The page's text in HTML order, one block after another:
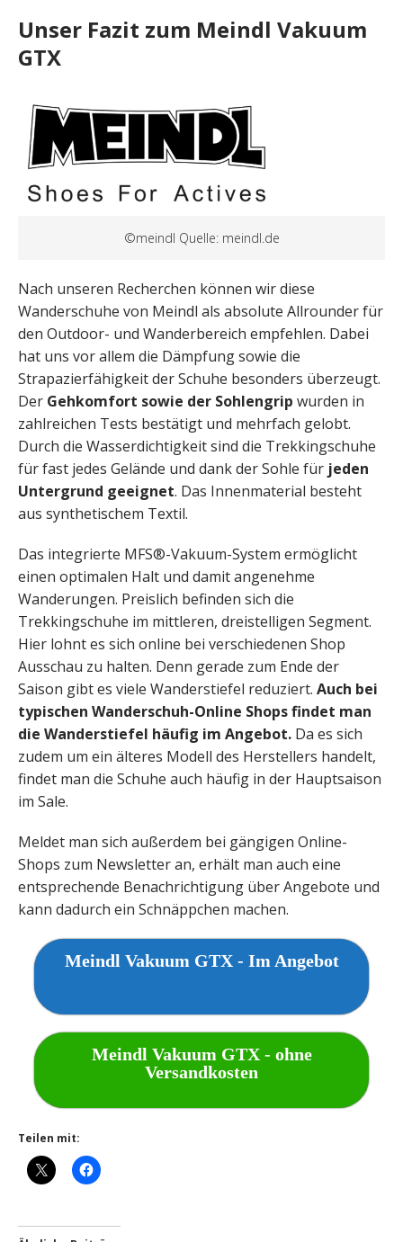
Unser Fazit zum Meindl Vakuum
GTX
©meindl Quelle: meindl.de
Nach unseren Recherchen können wir diese
Wanderschuhe von Meindl als absolute Allrounder für
den Outdoor- und Wanderbereich empfehlen. Dabei
hat uns vor allem die Dämpfung sowie die
Strapazierfähigkeit der Schuhe besonders überzeugt.
Der Gehkomfort sowie der Sohlengrip wurden in
zahlreichen Tests bestätigt und mehrfach gelobt.
Durch die Wasserdichtigkeit sind die Trekkingschuhe
für fast jedes Gelände und dank der Sohle für jeden
Untergrund geeignet. Das Innenmaterial besteht
aus synthetischem Textil.
Das integrierte MFS®-Vakuum-System ermöglicht
einen optimalen Halt und damit angenehme
Wanderungen. Preislich befinden sich die
Trekkingschuhe im mittleren, dreistelligen Segment.
Hier lohnt es sich online bei verschiedenen Shop
Ausschau zu halten. Denn gerade zum Ende der
Saison gibt es viele Wanderstiefel reduziert. Auch bei
typischen Wanderschuh-Online Shops findet man
die Wanderstiefel häufig im Angebot. Da es sich
zudem um ein älteres Modell des Herstellers handelt,
findet man die Schuhe auch häufig in der Hauptsaison
im Sale.
Meldet man sich außerdem bei gängigen Online-
Shops zum Newsletter an, erhält man auch eine
entsprechende Benachrichtigung über Angebote und
kann dadurch ein Schnäppchen machen.
Meindl Vakuum GTX - Im Angebot
Meindl Vakuum GTX - ohne
Versandkosten
Teilen mit: